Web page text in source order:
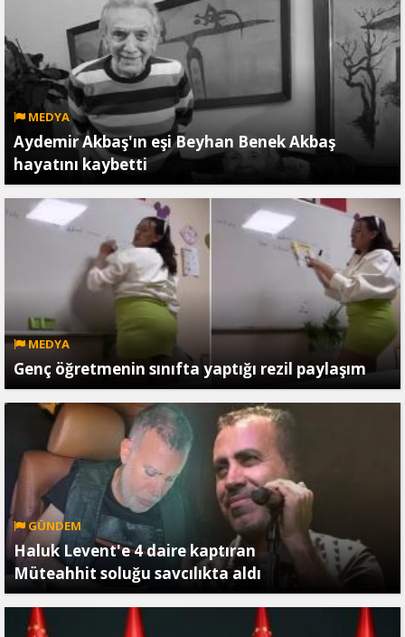
MEDYA
Aydemir Akbaş'ın eşi Beyhan Benek Akbaş
hayatını kaybetti
MEDYA
Genç öğretmenin sınıfta yaptığı rezil paylaşım
GÜNDEM
Haluk Levent'e 4 daire kaptıran
Müteahhit soluğu savcılıkta aldı